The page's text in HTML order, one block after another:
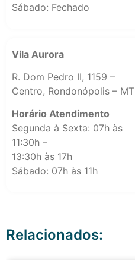
Sábado: Fechado
Vila Aurora
R. Dom Pedro II, 1159 –
Centro, Rondonópolis – MT
Horário Atendimento
Segunda à Sexta: 07h às
11:30h –
13:30h às 17h
Sábado: 07h às 11h
Relacionados: